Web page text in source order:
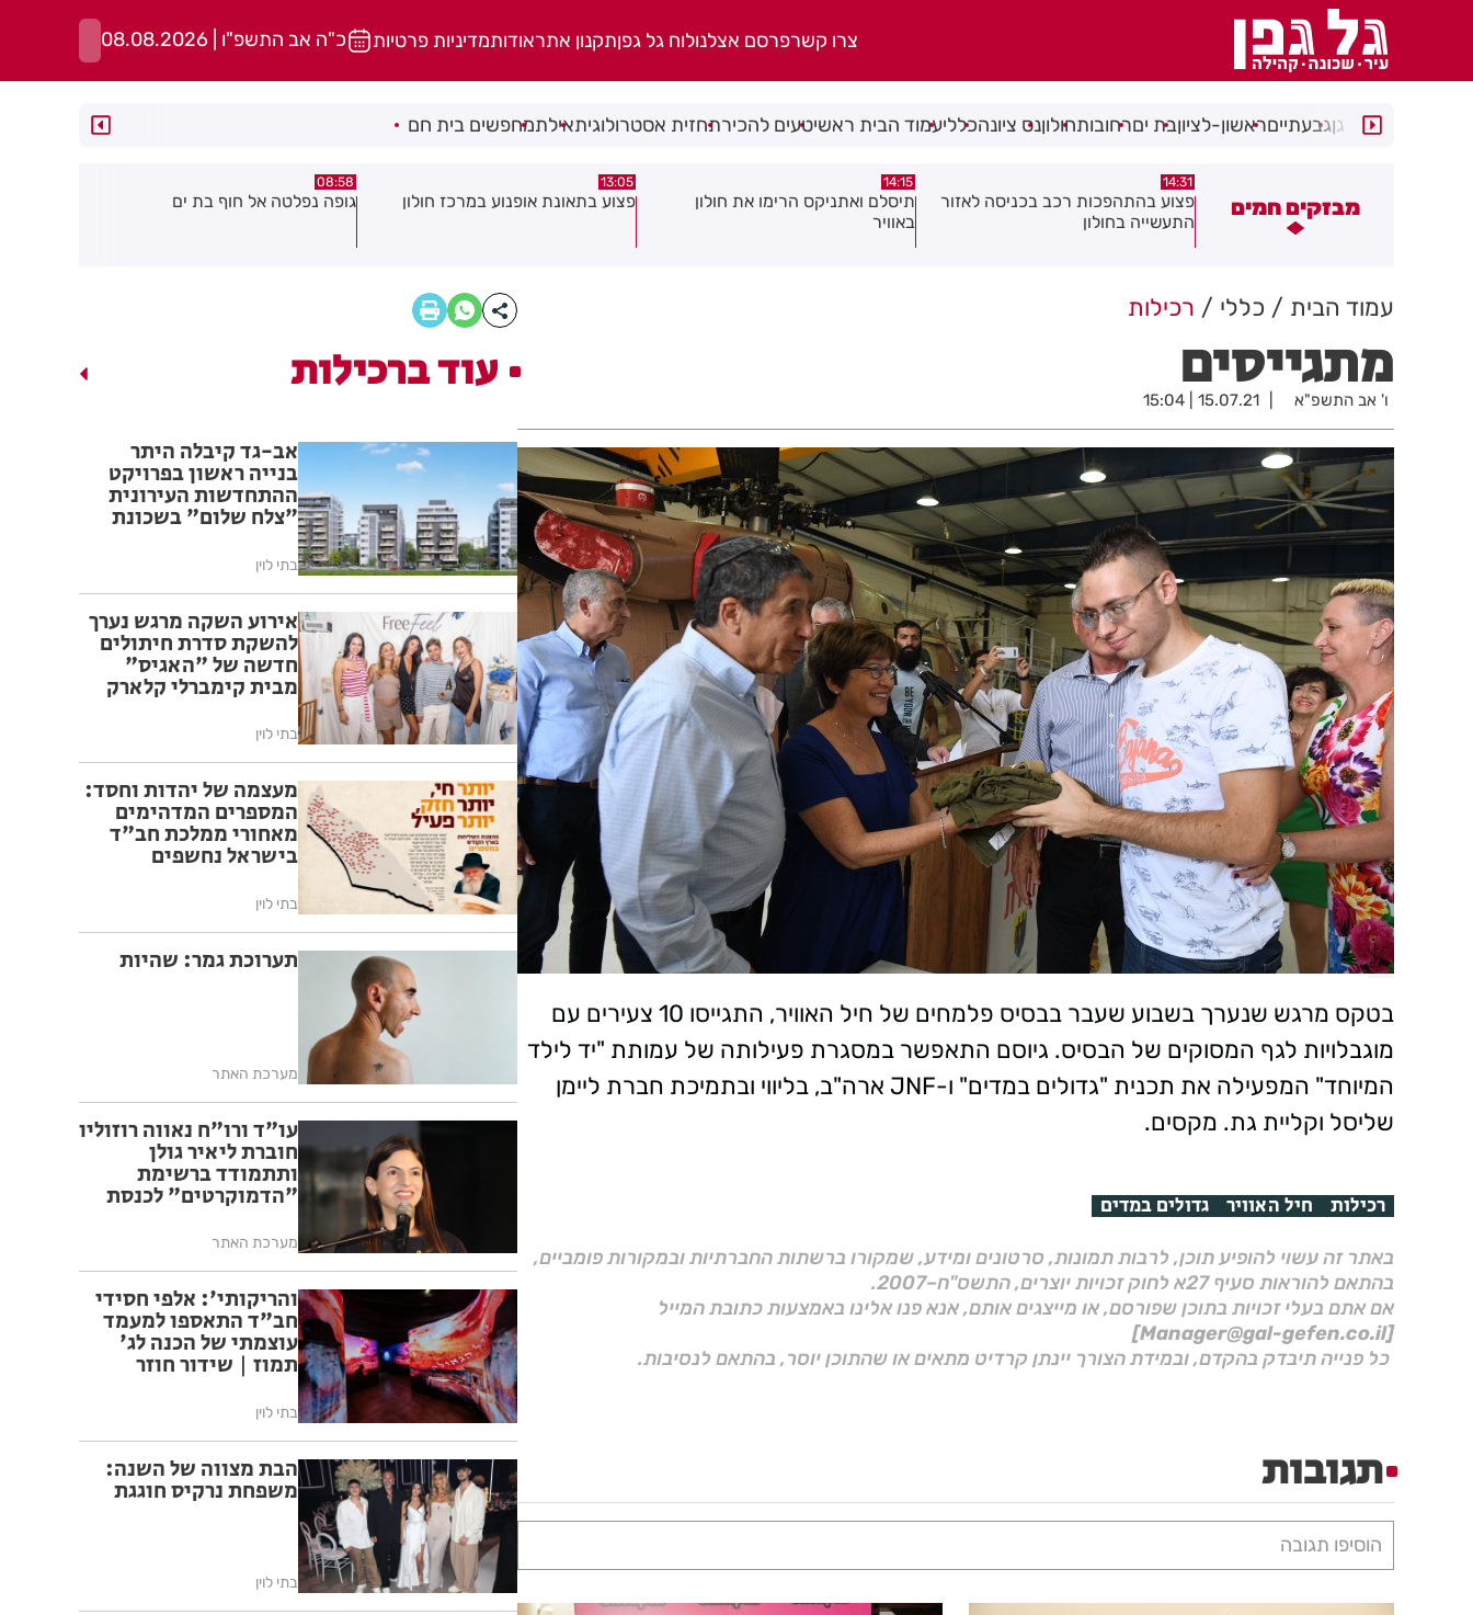
צרו קשרפרסם אצלנולוח גל גפןתקנון אתראודותמדיניות פרטיות כ"ה אב התשפ"ו | 08.08.2026
רמת גןגבעתייםראשון-לציוןבת יםרחובותחולוןנס ציונהכלליעמוד הבית ראשיטעים להכירתחזית אסטרולוגיתאילתמחפשים בית חם
מבזקים חמים
פצוע בהתהפכות רכב בכניסה לאזור
14:15
תיסלם ואתניקס הרימו את חולון
באוויר
13:05
פצוע בתאונת אופנוע במרכז חולון
08:58
גופה נפלטה אל חוף בת ים
08:29
חשד להצתה בשלושה מוקדים ברמת
עמוד הבית כללי רכילות
מתגייסים
ו' אב התשפ"א 15.07.21 | 15:04
בטקס מרגש שנערך בשבוע שעבר בבסיס פלמחים של חיל האוויר, התגייסו 10 צעירים עם
מוגבלויות לגף המסוקים של הבסיס. גיוסם התאפשר במסגרת פעילותה של עמותת "יד לילד
המיוחד" המפעילה את תכנית "גדולים במדים" ו-JNF ארה"ב, בליווי ובתמיכת חברת ליימן
שליסל וקליית גת. מקסים.
רכילות חיל האוויר גדולים במדים
באתר זה עשוי להופיע תוכן, לרבות תמונות, סרטונים ומידע, שמקורו ברשתות החברתיות ובמקורות פומביים,
בהתאם להוראות סעיף 27א לחוק זכויות יוצרים, התשס"ח–2007.
אם אתם בעלי זכויות בתוכן שפורסם, או מייצגים אותם, אנא פנו אלינו באמצעות כתובת המייל
[Manager@gal-gefen.co.il]
כל פנייה תיבדק בהקדם, ובמידת הצורך יינתן קרדיט מתאים או שהתוכן יוסר, בהתאם לנסיבות.
תגובות
הוסיפו תגובה
עוד ברכילות
אב-גד קיבלה היתר
בנייה ראשון בפרויקט
ההתחדשות העירונית
"צלח שלום" בשכונת
בתי לוין
אירוע השקה מרגש נערך
להשקת סדרת חיתולים
חדשה של "האגיס"
מבית קימברלי קלארק
בתי לוין
מעצמה של יהדות וחסד:
המספרים המדהימים
מאחורי ממלכת חב"ד
בישראל נחשפים
בתי לוין
תערוכת גמר: שהיות
מערכת האתר
עו"ד ורו"ח נאווה רוזוליו
חוברת ליאיר גולן
ותתמודד ברשימת
"הדמוקרטים" לכנסת
מערכת האתר
והריקותי': אלפי חסידי
חב"ד התאספו למעמד
עוצמתי של הכנה לג'
תמוז | שידור חוזר
בתי לוין
הבת מצווה של השנה:
משפחת נרקיס חוגגת
בתי לוין